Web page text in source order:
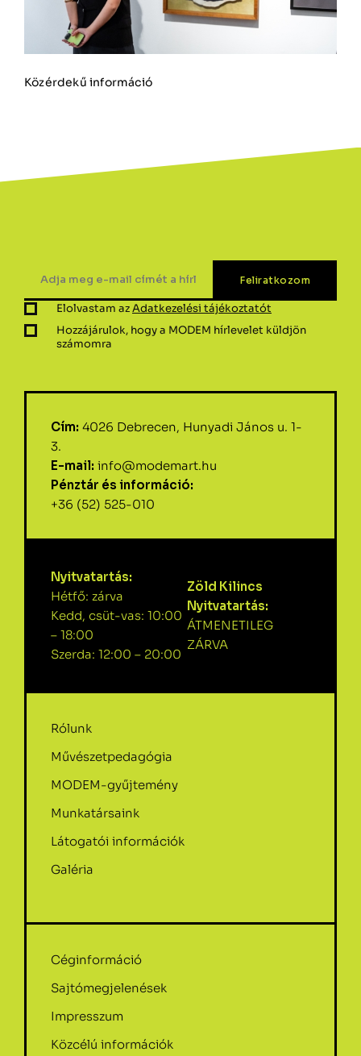
Közérdekű információ
Elolvastam azAdatkezelési tájékoztatót
Hozzájárulok, hogy a MODEM hírlevelet küldjön
számomra
Cím: 4026 Debrecen, Hunyadi János u. 1-
3.
E-mail: info@modemart.hu
Pénztár és információ:
+36 (52) 525-010
Nyitvatartás:
Hétfő: zárva
Kedd, csüt-vas: 10:00
– 18:00
Szerda: 12:00 – 20:00
Zöld Kilincs
Nyitvatartás:
ÁTMENETILEG
ZÁRVA
Rólunk
Művészetpedagógia
MODEM-gyűjtemény
Munkatársaink
Látogatói információk
Galéria
Céginformáció
Sajtómegjelenések
Impresszum
Közcélú információk